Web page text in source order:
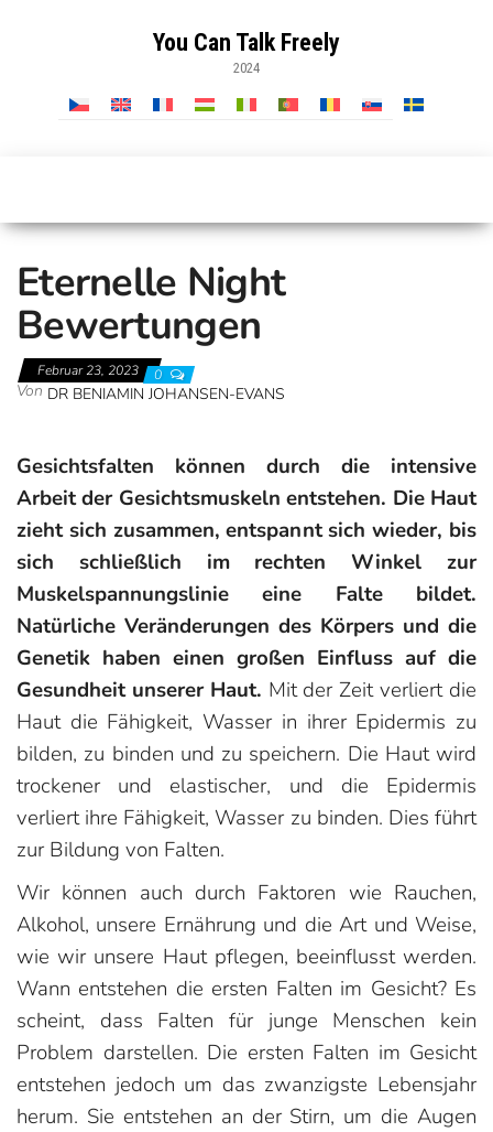
You Can Talk Freely
2024
Eternelle Night
Bewertungen
Februar 23, 2023 0
Von DR BENIAMIN JOHANSEN-EVANS
Gesichtsfalten können durch die intensive
Arbeit der Gesichtsmuskeln entstehen. Die Haut
zieht sich zusammen, entspannt sich wieder, bis
sich schließlich im rechten Winkel zur
Muskelspannungslinie eine Falte bildet.
Natürliche Veränderungen des Körpers und die
Genetik haben einen großen Einfluss auf die
Gesundheit unserer Haut. Mit der Zeit verliert die
Haut die Fähigkeit, Wasser in ihrer Epidermis zu
bilden, zu binden und zu speichern. Die Haut wird
trockener und elastischer, und die Epidermis
verliert ihre Fähigkeit, Wasser zu binden. Dies führt
zur Bildung von Falten.
Wir können auch durch Faktoren wie Rauchen,
Alkohol, unsere Ernährung und die Art und Weise,
wie wir unsere Haut pflegen, beeinflusst werden.
Wann entstehen die ersten Falten im Gesicht? Es
scheint, dass Falten für junge Menschen kein
Problem darstellen. Die ersten Falten im Gesicht
entstehen jedoch um das zwanzigste Lebensjahr
herum. Sie entstehen an der Stirn, um die Augen